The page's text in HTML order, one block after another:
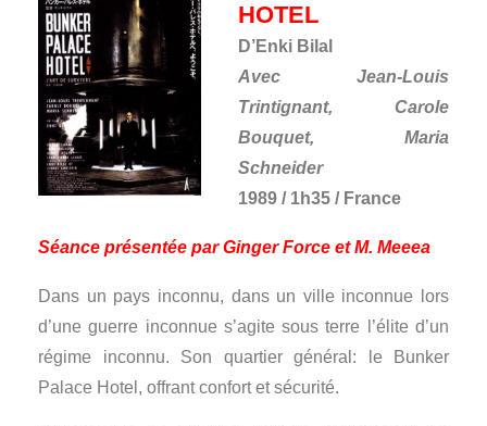
HOTEL
D’Enki Bilal
Avec Jean-Louis
Trintignant, Carole
Bouquet, Maria
Schneider
1989 / 1h35 / France
Séance présentée par Ginger Force et M. Meeea
Dans un pays inconnu, dans un ville inconnue lors
d’une guerre inconnue s’agite sous terre l’élite d’un
régime inconnu. Son quartier général: le Bunker
Palace Hotel, offrant confort et sécurité.